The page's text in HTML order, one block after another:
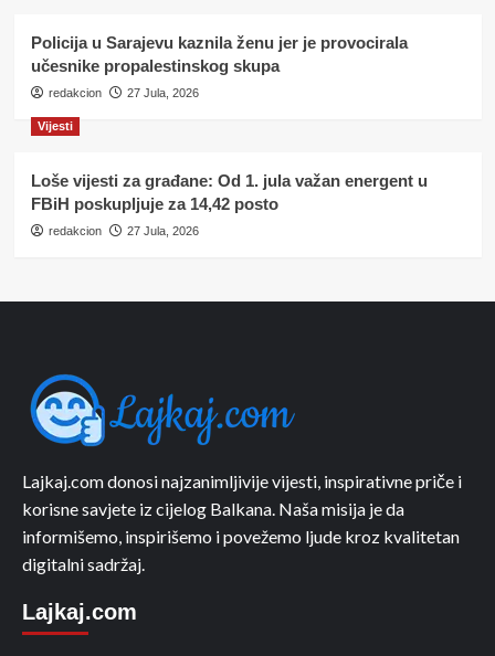
Policija u Sarajevu kaznila ženu jer je provocirala
učesnike propalestinskog skupa
redakcion 27 Jula, 2026
Vijesti
Loše vijesti za građane: Od 1. jula važan energent u
FBiH poskupljuje za 14,42 posto
redakcion 27 Jula, 2026
Lajkaj.com donosi najzanimljivije vijesti, inspirativne priče i
korisne savjete iz cijelog Balkana. Naša misija je da
informišemo, inspirišemo i povežemo ljude kroz kvalitetan
digitalni sadržaj.
Lajkaj.com